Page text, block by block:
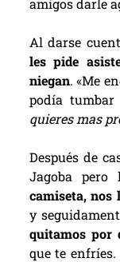
amigos darle
Al darse
les pide
niegan. «Me
podía
quieres mas
Después de
Jagoba pero
camiseta, nos
y
quitamos por
que te